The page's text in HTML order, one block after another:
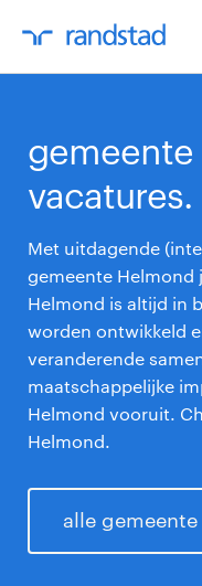
vacatures.
Met uitdagende
gemeente Helmond
Helmond is altijd in
worden ontwikkeld
veranderende
maatschappelijke
Helmond vooruit.
Helmond.
alle